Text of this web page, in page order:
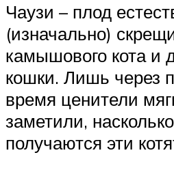
Чаузи – плод
(изначально)
камышового кота и
кошки. Лишь через
время ценители
заметили,
получаются эти